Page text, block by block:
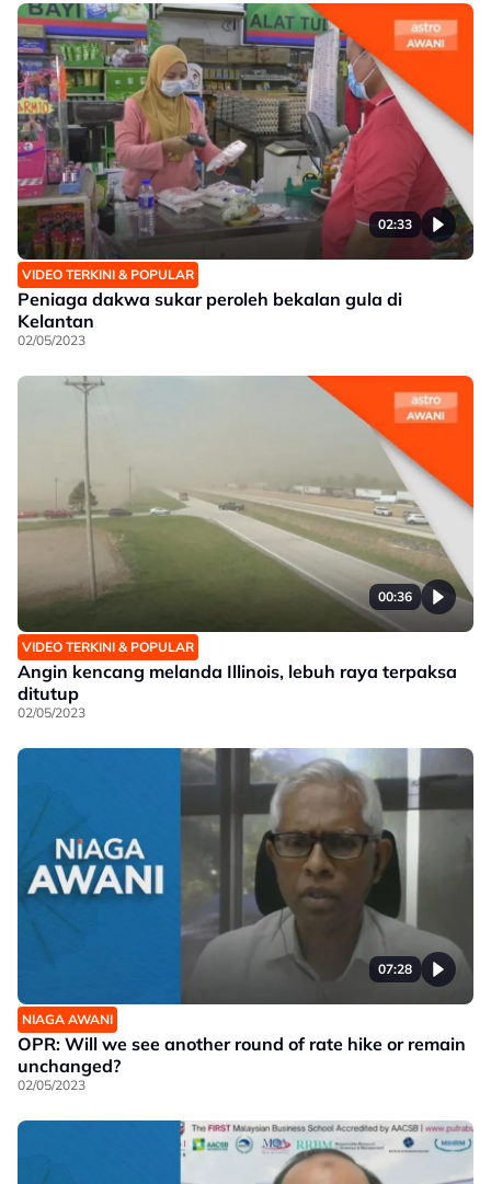
02:33
VIDEO TERKINI & POPULAR
Peniaga dakwa sukar peroleh bekalan gula di
Kelantan
02/05/2023
00:36
VIDEO TERKINI & POPULAR
Angin kencang melanda Illinois, lebuh raya terpaksa
ditutup
02/05/2023
07:28
NIAGA AWANI
OPR: Will we see another round of rate hike or remain
unchanged?
02/05/2023